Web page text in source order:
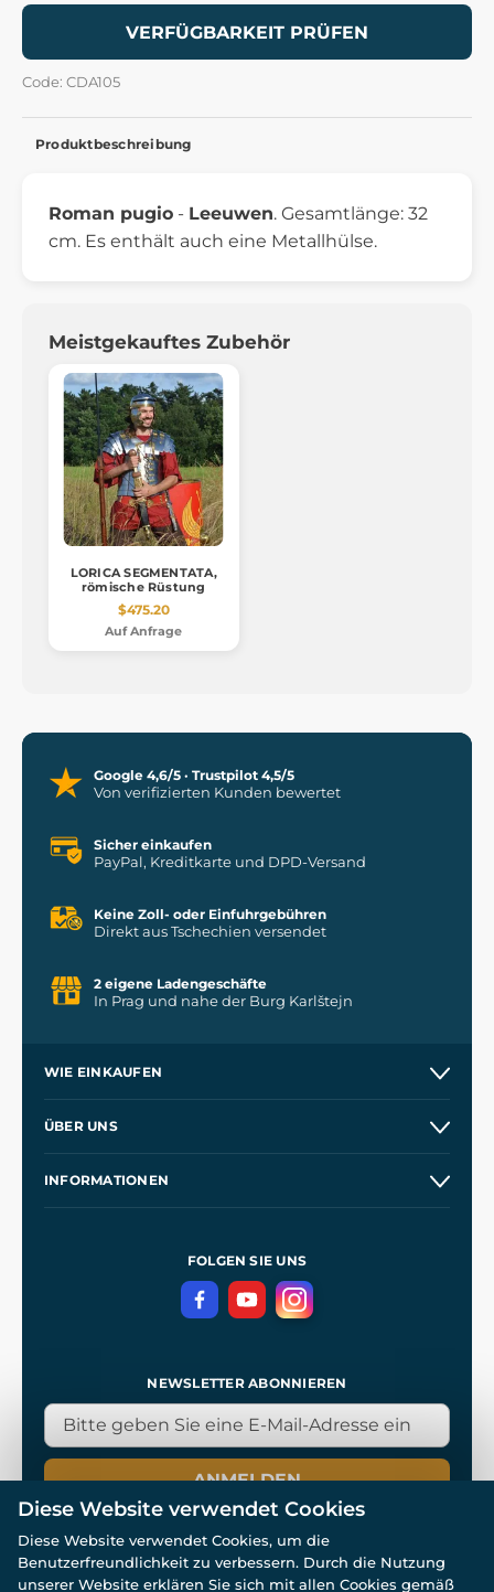
VERFÜGBARKEIT PRÜFEN
Code: CDA105
Produktbeschreibung
Roman pugio - Leeuwen. Gesamtlänge: 32
cm. Es enthält auch eine Metallhülse.
Meistgekauftes Zubehör
LORICA SEGMENTATA,
römische Rüstung
$475.20
Auf Anfrage
Google 4,6/5 · Trustpilot 4,5/5
Von verifizierten Kunden bewertet
Sicher einkaufen
PayPal, Kreditkarte und DPD-Versand
Keine Zoll- oder Einfuhrgebühren
Direkt aus Tschechien versendet
2 eigene Ladengeschäfte
In Prag und nahe der Burg Karlštejn
WIE EINKAUFEN
Kontakt
ÜBER UNS
INFORMATIONEN
DatenschutzerklärungFOLGEN SIE UNS
NEWSLETTER ABONNIEREN
ANMELDEN
Diese Website verwendet Cookies
Diese Website verwendet Cookies, um die
Benutzerfreundlichkeit zu verbessern. Durch die Nutzung
unserer Website erklären Sie sich mit allen Cookies gemäß